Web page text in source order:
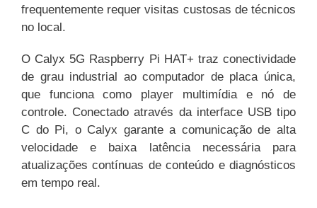
frequentemente requer visitas custosas de técnicos
no local.
O Calyx 5G Raspberry Pi HAT+ traz conectividade
de grau industrial ao computador de placa única,
que funciona como player multimídia e nó de
controle. Conectado através da interface USB tipo
C do Pi, o Calyx garante a comunicação de alta
velocidade e baixa latência necessária para
atualizações contínuas de conteúdo e diagnósticos
em tempo real.